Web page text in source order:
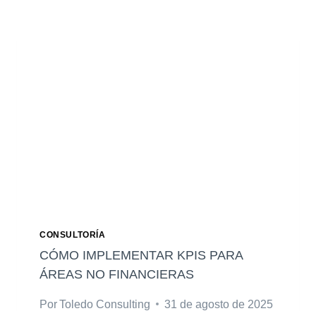
CONSULTORÍA
CÓMO IMPLEMENTAR KPIS PARA
ÁREAS NO FINANCIERAS
PorToledo Consulting 31 de agosto de 2025